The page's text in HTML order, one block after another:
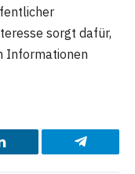
sorgt dafür,
Informationen
Telegram